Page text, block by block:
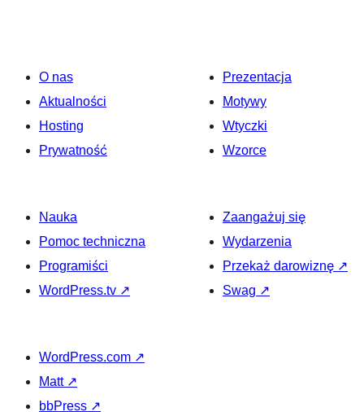
O nas
Aktualności
Hosting
Prywatność
Prezentacja
Motywy
Wtyczki
Wzorce
Nauka
Pomoc techniczna
Programiści
WordPress.tv ↗
Zaangażuj się
Wydarzenia
Przekaż darowiznę ↗
Swag ↗
WordPress.com ↗
Matt ↗
bbPress ↗